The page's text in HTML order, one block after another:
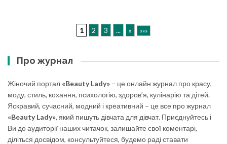
1 2 3 ... » »»»
Про журнал
Жіночий портал «Beauty Lady» – це онлайн журнал про красу,
моду, стиль, кохання, психологію, здоров’я, кулінарію та дітей.
Яскравий, сучасний, модний і креативний – це все про журнал
«Beauty Lady», який пишуть дівчата для дівчат. Приєднуйтесь і
Ви до аудиторії наших читачок, залишайте свої коментарі,
діліться досвідом, консультуйтеся, будемо раді ставати